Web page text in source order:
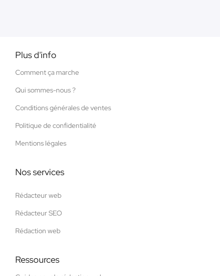
Plus d'info
Comment ça marche
Qui sommes-nous ?
Conditions générales de ventes
Politique de confidentialité
Mentions légales
Nos services
Rédacteur web
Rédacteur SEO
Rédaction web
Ressources